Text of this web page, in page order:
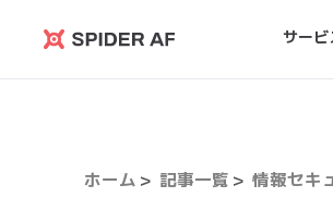
Spider
サービ
ホーム 記事一覧 情報セキ